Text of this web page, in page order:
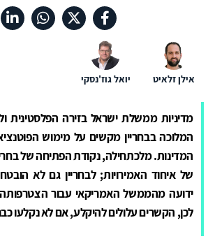
אילן זלאיט יואל גוז'נסקי
מדיניות ממשלת ישראל בזירה הפלסטינית
המלוכה בבחריין מקשים על מימוש
המדינות. מלכתחילה, נקודת הפתיחה של
של איחוד האמירויות; לבחריין גם לא
ידועה מהממשל האמריקאי עבור
לכן, הקשרים עלולים להיקלע, אם לא נקלעו